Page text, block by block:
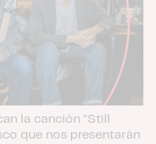
la canción “Still
que nos presentarán